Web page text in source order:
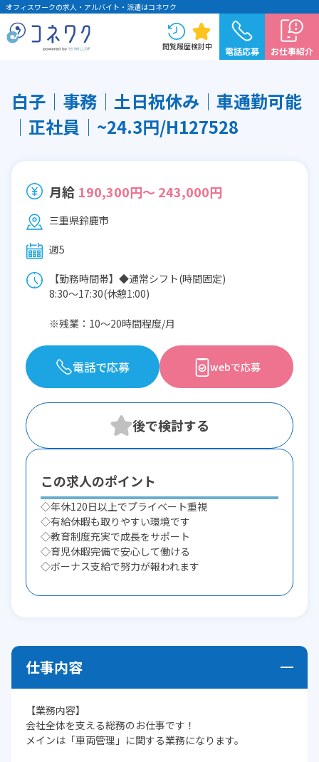
オフィスワークの求人・アルバイト・派遣はコネワク
閲覧履歴検討中 電話応募 お仕事紹介
白子│事務│土日祝休み│車通勤可能
│正社員│~24.3円/H127528
月給 190,300円～ 243,000円
三重県鈴鹿市
週5
【勤務時間帯】◆通常シフト(時間固定)
8:30〜17:30(休憩1:00)
※残業：10〜20時間程度/月
電話で応募 webで応募
この求人のポイント
◇年休120日以上でプライベート重視
◇有給休暇も取りやすい環境です
◇教育制度充実で成長をサポート
◇育児休暇完備で安心して働ける
◇ボーナス支給で努力が報われます
仕事内容
【業務内容】
会社全体を支える総務のお仕事です！
メインは「車両管理」に関する業務になります。